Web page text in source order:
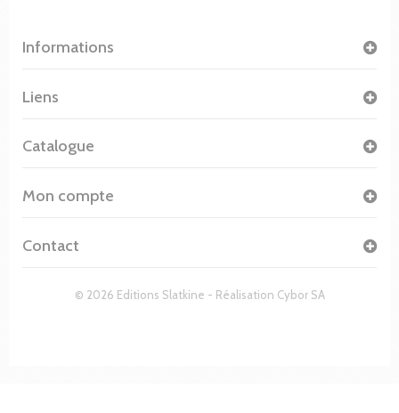
Informations
© 2026 Editions Slatkine - Réalisation Cybor SA
Liens
Catalogue
Mon compte
Contact